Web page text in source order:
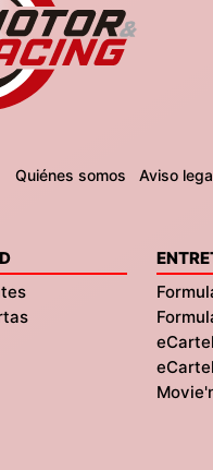
Quiénes somos Aviso